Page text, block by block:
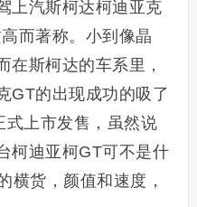
上汽斯柯达柯迪亚克
而著称。小到像晶
斯柯达的车系里，
GT的出现成功的吸了
式上市发售，虽然说
柯迪亚柯GT可不是什
横货，颜值和速度，